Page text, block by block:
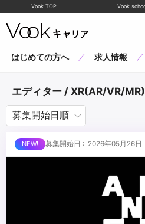
Vook TOP Vook
はじめての方へ 求人情報
エディター / XR(AR/VR/
募集開始日 : 2026年05月26日